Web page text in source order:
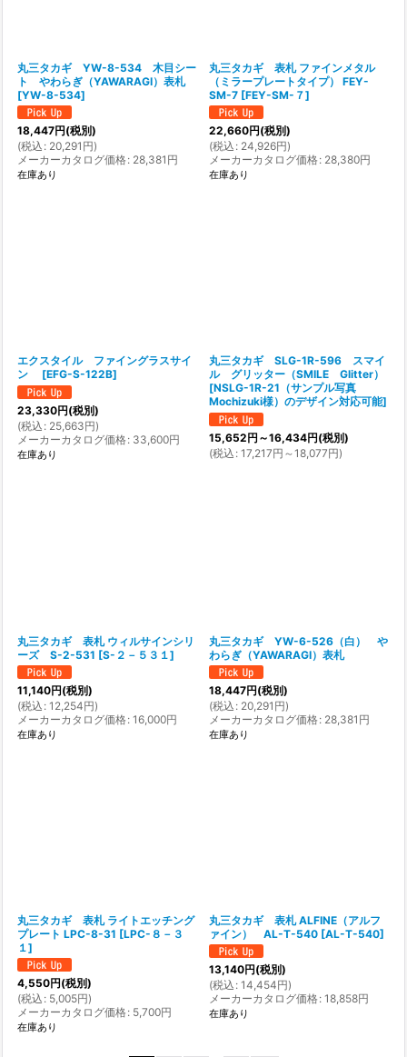
丸三タカギ YW-8-534 木目シー
ト やわらぎ（YAWARAGI）表札
[YW-8-534]
18,447円(税別)
(税込 : 20,291 円)
メーカーカタログ価格: 28,381 円
在庫あり
丸三タカギ 表札 ファインメタル
（ミラープレートタイプ） FEY-
SM-7 [FEY-SM-７]
22,660円(税別)
(税込 : 24,926円)
メーカーカタログ価格: 28,380円
在庫あり
エクスタイル ファイングラスサイ
ン
[EFG-S-122B]
23,330円(税別)
(税込 : 25,663円)
メーカーカタログ価格: 33,600円
在庫あり
丸三タカギ SLG-1R-596 スマイ
ル グリッター（SMILE Glitter）
[NSLG-1R-21（サンプル写真
Mochizuki様）のデザイン対応可能]
15,652円 ～16,434円(税別)
(税込 : 17,217円 ～18,077円)
丸三タカギ 表札 ウィルサインシリ
ーズ S-2-531 [S-２－５３１ ]
11,140円(税別)
(税込 : 12,254円)
メーカーカタログ価格: 16,000円
在庫あり
丸三タカギ YW-6-526（白） や
わらぎ（YAWARAGI）表札
18,447円(税別)
(税込 : 20,291 円)
メーカーカタログ価格: 28,381 円
在庫あり
丸三タカギ 表札 ライトエッチング
プレート LPC-8-31 [LPC-８－３
１ ]
4,550円(税別)
(税込 : 5,005円)
メーカーカタログ価格: 5,700円
在庫あり
丸三タカギ 表札 ALFINE（アルフ
ァイン） AL-T-540 [AL-T-540]
13,140円(税別)
(税込 : 14,454円)
メーカーカタログ価格: 18,858円
在庫あり